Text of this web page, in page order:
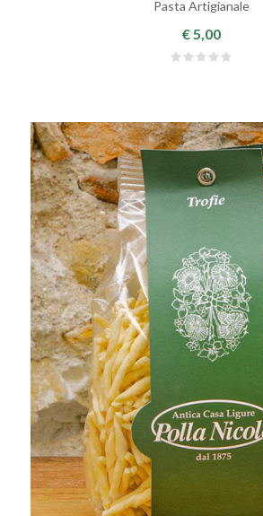
Pasta Artigianale
€ 5,00